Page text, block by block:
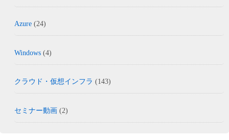
Azure (24)
Windows (4)
クラウド・仮想インフラ (143)
セミナー動画 (2)